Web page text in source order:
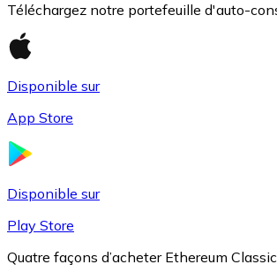
Téléchargez notre portefeuille d'auto-
Disponible sur
App Store
Disponible sur
Play Store
Quatre façons d’acheter Ethereum